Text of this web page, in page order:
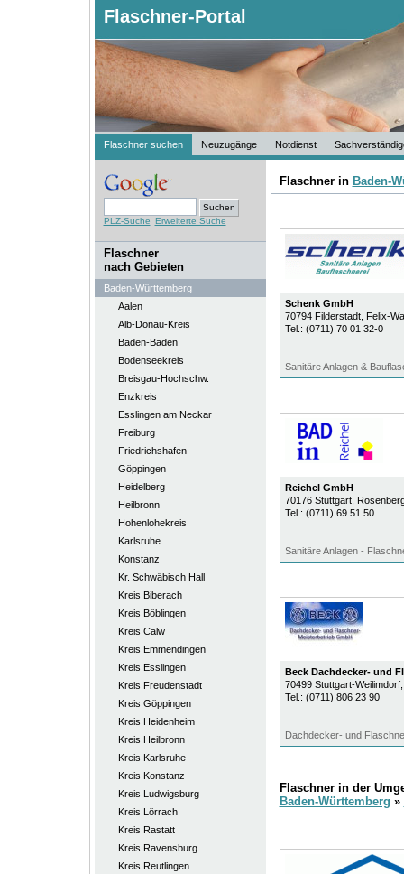
Flaschner-Portal
Flaschner suchen Neuzugänge Notdienst
PLZ-Suche Erweiterte Suche
Flaschner
nach Gebieten
Baden-Württemberg
Aalen
Alb-Donau-Kreis
Baden-Baden
Bodenseekreis
Breisgau-Hochschw.
Enzkreis
Esslingen am Neckar
Freiburg
Friedrichshafen
Göppingen
Heidelberg
Heilbronn
Hohenlohekreis
Karlsruhe
Konstanz
Kr. Schwäbisch Hall
Kreis Biberach
Kreis Böblingen
Kreis Calw
Kreis Emmendingen
Kreis Esslingen
Kreis Freudenstadt
Kreis Göppingen
Kreis Heidenheim
Kreis Heilbronn
Kreis Karlsruhe
Kreis Konstanz
Kreis Ludwigsburg
Kreis Lörrach
Kreis Rastatt
Kreis Ravensburg
Kreis Reutlingen
Flaschner in Baden-
Schenk GmbH
70794 Filderstadt, Felix-
Tel.: (0711) 70 01 32-0
Sanitäre Anlagen &
Reichel GmbH
70176 Stuttgart,
Tel.: (0711) 69 51 50
Sanitäre Anlagen -
Beck Dachdecker- und
70499 Stuttgart-Weilimdorf,
Tel.: (0711) 806 23 90
Dachdecker- und
Flaschner in der
Baden-Württemberg »